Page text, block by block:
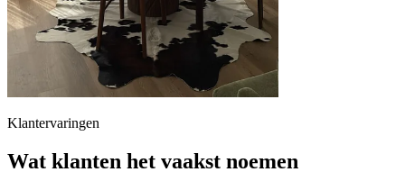
Klantervaringen
Wat klanten het vaakst noemen